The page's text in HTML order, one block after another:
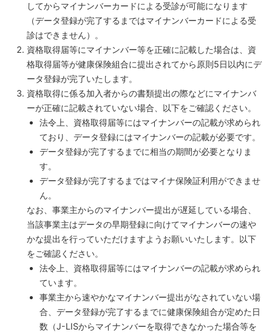
してからマイナンバーカードによる受診が可能になります
（データ登録が完了するまではマイナンバーカードによる受
診はできません）。
資格取得届等にマイナンバー等を正確に記載した場合は、資
格取得届等が健康保険組合に提出されてから原則5日以内にデ
ータ登録が完了いたします。
資格取得に係る加入者からの書類提出の際などにマイナンバ
ーが正確に記載されていない場合、以下をご確認ください。
法令上、資格取得届等にはマイナンバーの記載が求められ
ており、データ登録にはマイナンバーの記載が必要です。
データ登録が完了するまでに相当の期間が必要となりま
す。
データ登録が完了するまではマイナ保険証利用ができませ
ん。
なお、事業主からのマイナンバー提出が遅延している場合、
当該事業主はデータの早期登録に向けてマイナンバーの速や
かな提出を行っていただけますようお願いいたします。以下
をご確認ください。
法令上、資格取得届等にはマイナンバーの記載が求められ
ています。
事業主から速やかなマイナンバー提出がなされていない場
合、データ登録が完了するまでに健康保険組合が定めた日
数（J-LISからマイナンバーを取得できなかった場合等を